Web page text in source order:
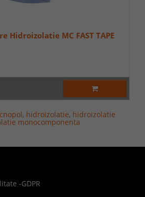
Hidroizolatie MC FAST TAPE
, hidroizolatie, hidroizolatie
monocomponenta
-GDPR